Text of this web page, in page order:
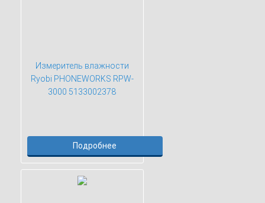
Измеритель влажности
Ryobi PHONEWORKS RPW-
3000 5133002378
Подробнее